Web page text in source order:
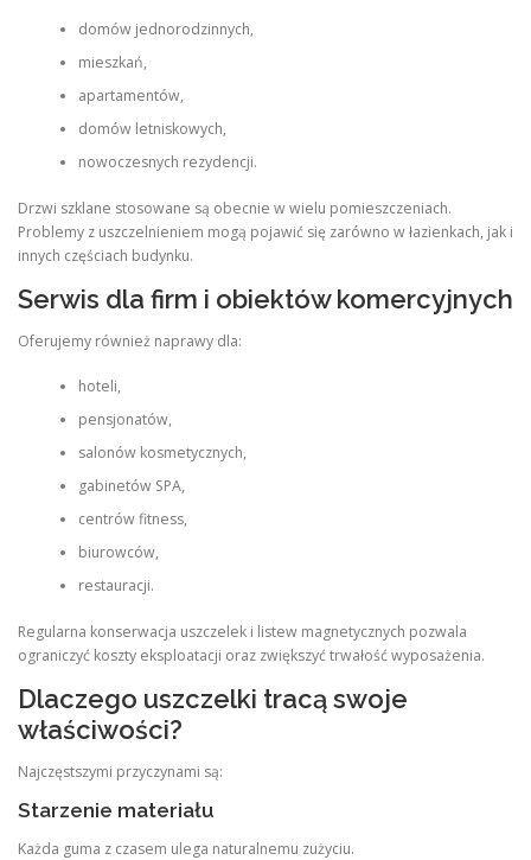
domów jednorodzinnych,
mieszkań,
apartamentów,
domów letniskowych,
nowoczesnych rezydencji.
Drzwi szklane stosowane są obecnie w wielu pomieszczeniach.
Problemy z uszczelnieniem mogą pojawić się zarówno w łazienkach, jak i
innych częściach budynku.
Serwis dla firm i obiektów komercyjnych
Oferujemy również naprawy dla:
hoteli,
pensjonatów,
salonów kosmetycznych,
gabinetów SPA,
centrów fitness,
biurowców,
restauracji.
Regularna konserwacja uszczelek i listew magnetycznych pozwala
ograniczyć koszty eksploatacji oraz zwiększyć trwałość wyposażenia.
Dlaczego uszczelki tracą swoje
właściwości?
Najczęstszymi przyczynami są:
Starzenie materiału
Każda guma z czasem ulega naturalnemu zużyciu.